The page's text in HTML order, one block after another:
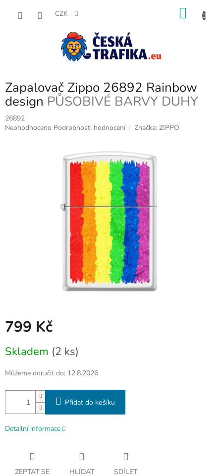
CZK
Zapalovač Zippo 26892 Rainbow
design PŮSOBIVÉ BARVY DUHY
26892
Průměrné
Neohodnoceno Podrobnosti hodnocení Značka: ZIPPO
799 Kč
cena:
Skladem (2 ks)
Můžeme doručit do: 12.8.2026
Přidat do košíku
Detailní informace
ZEPTAT SE HLÍDAT SDÍLET